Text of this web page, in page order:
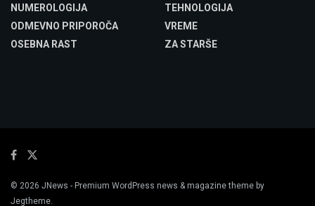
NUMEROLOGIJA
ODMEVNO PRIPOROČA
OSEBNA RAST
TEHNOLOGIJA
VREME
ZA STARŠE
© 2026 JNews - Premium WordPress news & magazine theme by
Jegtheme.